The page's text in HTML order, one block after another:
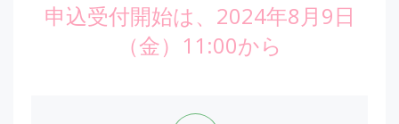
申込受付開始は、2024年8月9日
（金）11:00から